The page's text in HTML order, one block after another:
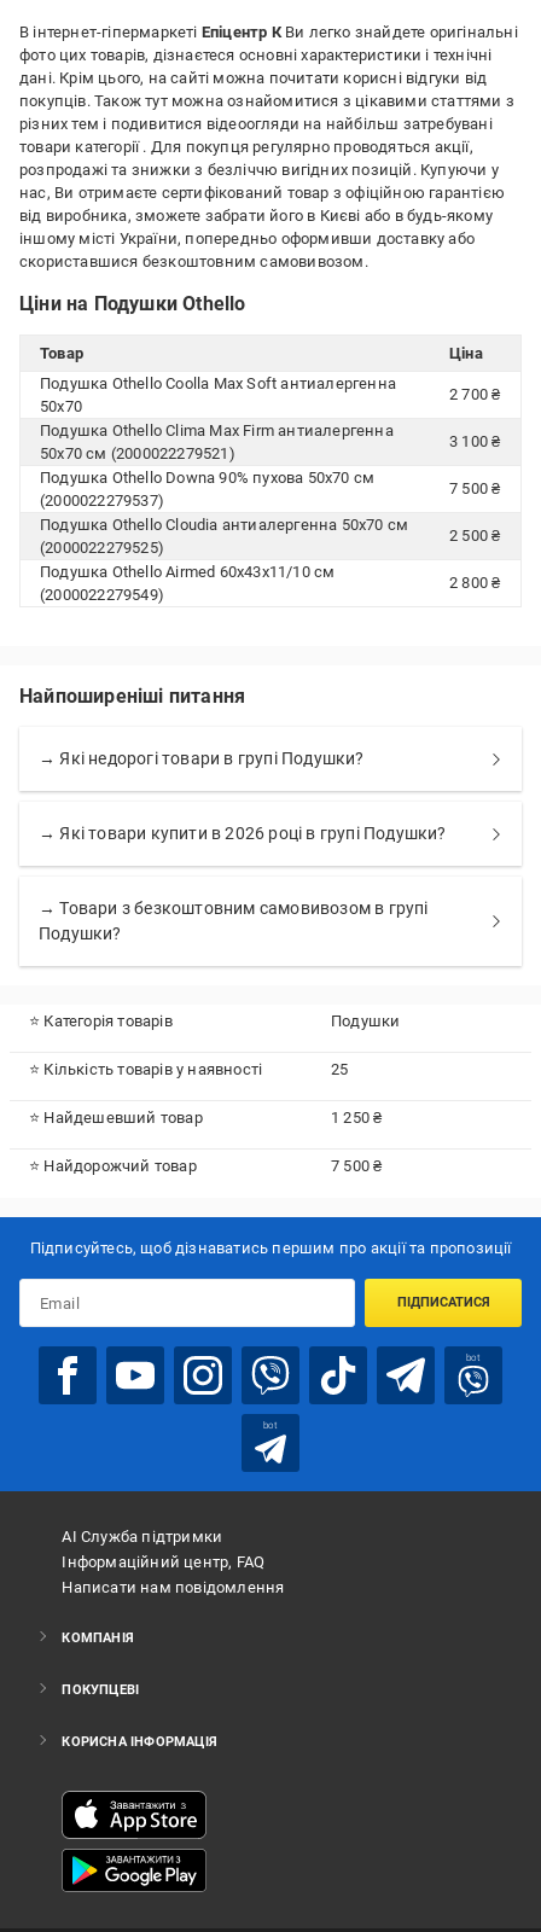
В інтернет-гіпермаркеті Епіцентр КВи легко знайдете оригінальні
фото цих товарів, дізнаєтеся основні характеристики і технічні
дані. Крім цього, на сайті можна почитати корисні відгуки від
покупців. Також тут можна ознайомитися з цікавими статтями з
різних тем і подивитися відеоогляди на найбільш затребувані
товари категорії . Для покупця регулярно проводяться акції,
розпродажі та знижки з безліччю вигідних позицій. Купуючи у
нас, Ви отримаєте сертифікований товар з офіційною гарантією
від виробника, зможете забрати його в Києві або в будь-якому
іншому місті України, попередньо оформивши доставку або
скориставшися безкоштовним самовивозом.
Ціни на Подушки Othello
Товар
Ціна
Подушка Othello Coolla Max Soft антиалергенна
50x70
2 700 ₴
Подушка Othello Clima Max Firm антиалергенна
50x70 см (2000022279521)
3 100 ₴
Подушка Othello Downa 90% пухова 50x70 см
(2000022279537)
7 500 ₴
Подушка Othello Cloudia антиалергенна 50x70 см
(2000022279525)
2 500 ₴
Подушка Othello Airmed 60х43х11/10 см
(2000022279549)
2 800 ₴
Найпоширеніші питання
→ Які недорогі товари в групі Подушки?
→ Які товари купити в 2026 році в групі Подушки?
→ Товари з безкоштовним самовивозом в групі
Подушки?
⭐ Категорія товарів Подушки
⭐ Кількість товарів у наявності 25
⭐ Найдешевший товар 1 250 ₴
⭐ Найдорожчий товар 7 500 ₴
Підписуйтесь, щоб дізнаватись першим про акції та пропозиції
ПІДПИСАТИСЯ
bot
bot
АІ Служба підтримки
Інформаційний центр, FAQ
Написати нам повідомлення
КОМПАНІЯ
ПОКУПЦЕВІ
КОРИСНА ІНФОРМАЦІЯ